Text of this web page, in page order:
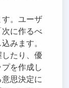
。ユーザ
に作るべ
みます。
たり、優
を作成し
思決定に